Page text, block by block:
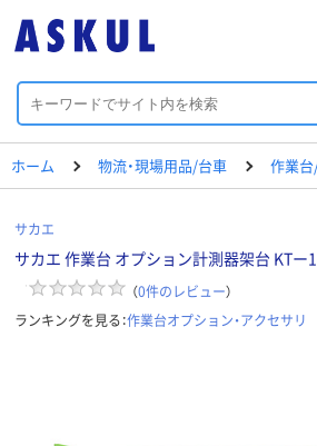
ホーム 物流・現場用品/台車 作業
サカエ
サカエ 作業台 オプション計測器架台 KTー
（0件のレビュー）
ランキングを見る：作業台オプション・アクセサリ